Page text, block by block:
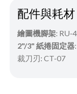
配件與耗材
繪圖機腳架: RU-
2"/3" 紙捲固定器
裁刀刃: CT-07